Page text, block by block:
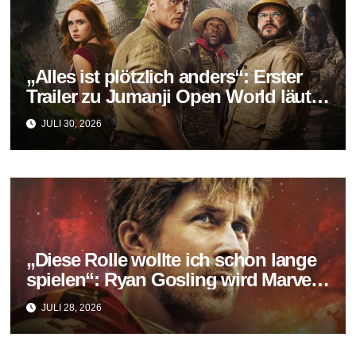
„Alles ist plötzlich anders“: Erster
Trailer zu Jumanji Open World läutet
das Finale der Reihe ein
JULI 30, 2026
„Diese Rolle wollte ich schon lange
spielen“: Ryan Gosling wird Marvels
neuer Ghost Rider
JULI 28, 2026